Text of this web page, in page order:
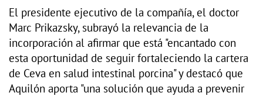
El presidente ejecutivo de la compañía, el doctor
Marc Prikazsky, subrayó la relevancia de la
incorporación al afirmar que está "encantado con
esta oportunidad de seguir fortaleciendo la cartera
de Ceva en salud intestinal porcina" y destacó que
Aquilón aporta "una solución que ayuda a prevenir